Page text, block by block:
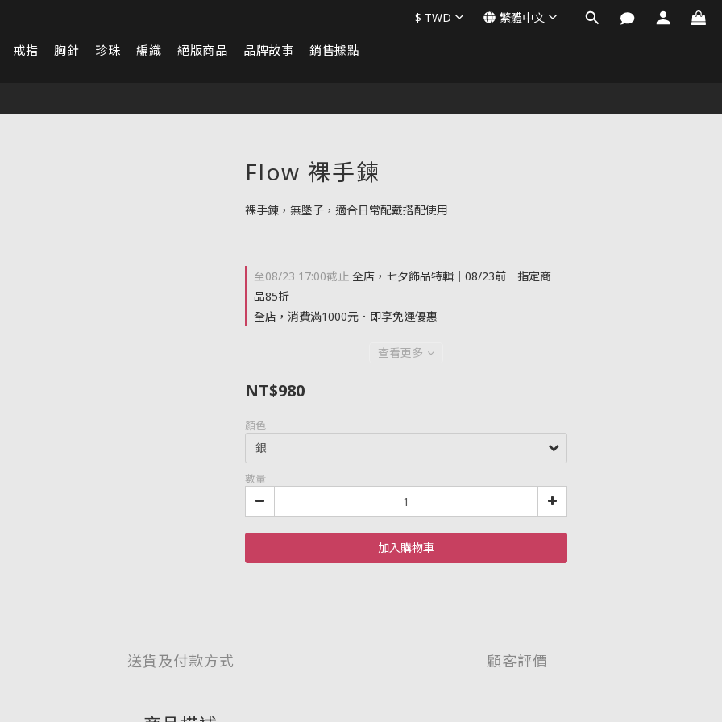
戒指 胸針 珍珠 編織 絕版商品 品牌故事 銷售據點
$ TWD 繁體中文
Flow 裸手鍊
裸手鍊，無墬子，適合日常配戴搭配使用
至08/23 17:00截止全店，七夕飾品特輯｜08/23前｜指定商
品85折
全店，消費滿1000元．即享免運優惠
查看更多
NT$980
顏色
數量
加入購物車
送貨及付款方式 顧客評價